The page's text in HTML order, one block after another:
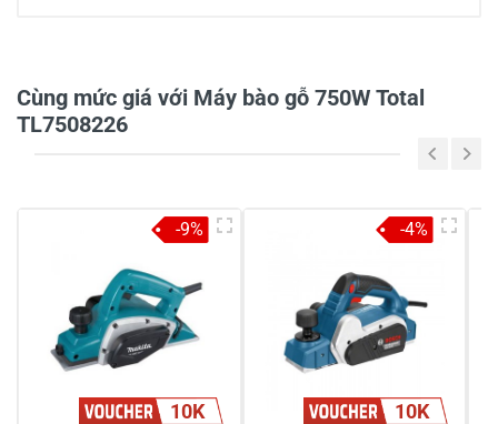
1
-
Cùng mức giá với Máy bào gỗ 750W Total
TL7508226
10K
-9%
10K
-4%